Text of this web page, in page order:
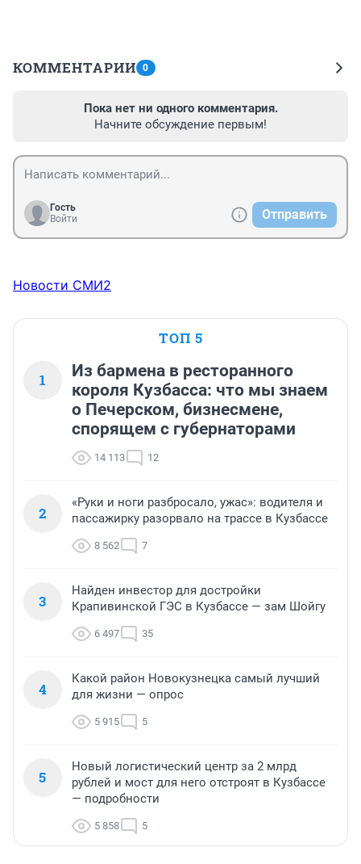
КОММЕНТАРИИ 0
Пока нет ни одного комментария.
Начните обсуждение первым!
Гость
Войти
Отправить
Новости СМИ2
ТОП 5
1
Из бармена в ресторанного
короля Кузбасса: что мы знаем
о Печерском, бизнесмене,
спорящем с губернаторами
14 113 12
2
«Руки и ноги разбросало, ужас»: водителя и
пассажирку разорвало на трассе в Кузбассе
8 562 7
3
Найден инвестор для достройки
Крапивинской ГЭС в Кузбассе — зам Шойгу
6 497 35
4
Какой район Новокузнецка самый лучший
для жизни — опрос
5 915 5
5
Новый логистический центр за 2 млрд
рублей и мост для него отстроят в Кузбассе
— подробности
5 858 5